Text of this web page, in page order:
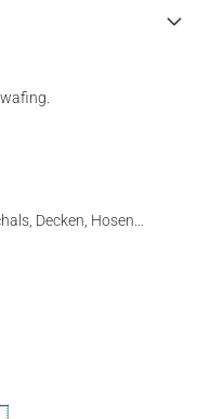
Decken, Hosen...